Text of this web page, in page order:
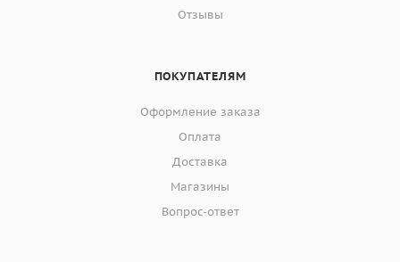
Отзывы
ПОКУПАТЕЛЯМ
Оформление заказа
Оплата
Доставка
Магазины
Вопрос-ответ